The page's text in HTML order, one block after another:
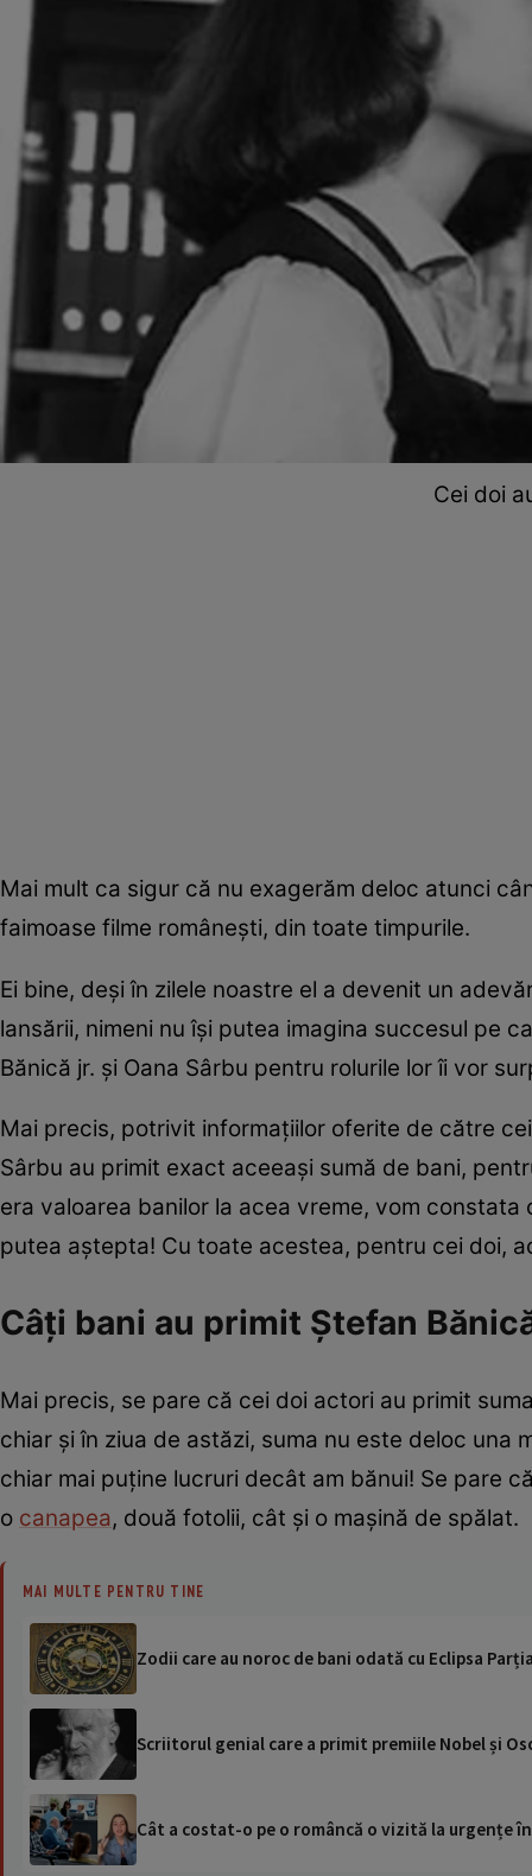
Cei doi
Mai mult ca sigur că nu exagerăm deloc atunci
faimoase filme românești, din toate timpurile.
Ei bine, deși în zilele noastre el a devenit un
lansării, nimeni nu își putea imagina succesul pe
Bănică jr. și Oana Sârbu pentru rolurile lor îi vor
Mai precis, potrivit informațiilor oferite de către
Sârbu au primit exact aceeași sumă de bani,
era valoarea banilor la acea vreme, vom
putea aștepta! Cu toate acestea, pentru cei doi,
Câți bani au primit Ștefan
Mai precis, se pare că cei doi actori au primit
chiar și în ziua de astăzi, suma nu este deloc una
chiar mai puține lucruri decât am bănui! Se pare
o canapea, două fotolii, cât și o mașină de spălat.
MAI MULTE PENTRU TINE
Zodii care au noroc de bani odată cu Eclipsa
Scriitorul genial care a primit premiile Nobel și
Cât a costat-o pe o româncă o vizită la urgențe